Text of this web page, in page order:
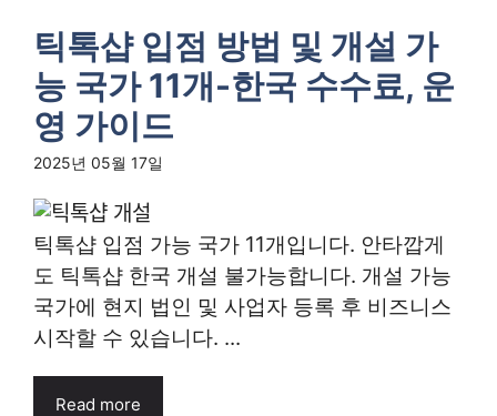
틱톡샵 입점 방법 및 개설 가
능 국가 11개-한국 수수료, 운
영 가이드
2025년 05월 17일
틱톡샵 입점 가능 국가 11개입니다. 안타깝게
도 틱톡샵 한국 개설 불가능합니다. 개설 가능
국가에 현지 법인 및 사업자 등록 후 비즈니스
시작할 수 있습니다. ...
Read more